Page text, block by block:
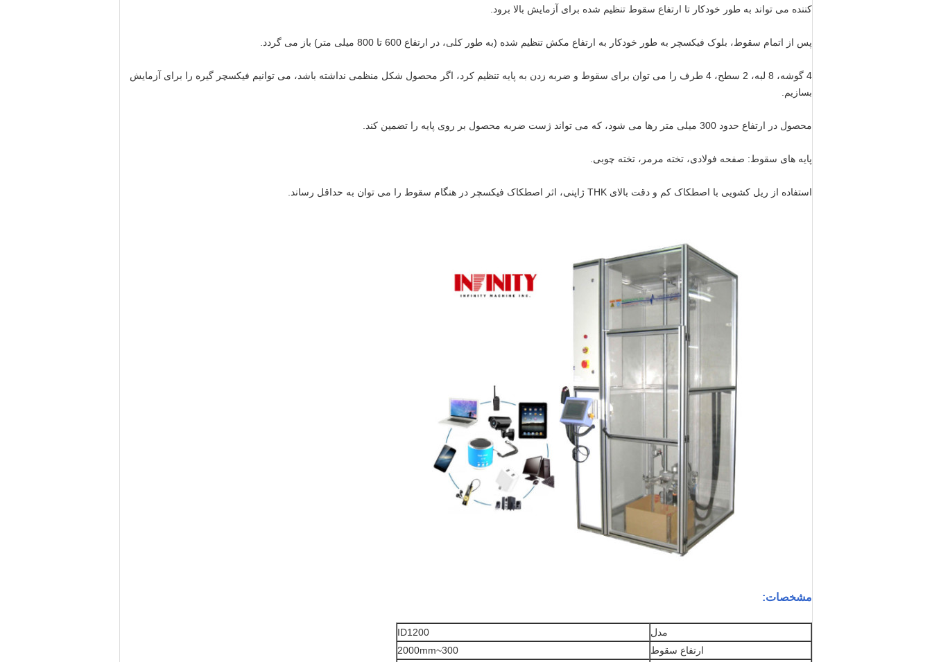
کننده می تواند به طور خودکار تا ارتفاع سقوط تنظیم شده برای آزمایش بالا برود.
پس از اتمام سقوط، بلوک فیکسچر به طور خودکار به ارتفاع مکش تنظیم شده (به طور کلی، در ارتفاع 600 تا 800 میلی متر) باز می گردد.
4 گوشه، 8 لبه، 2 سطح، 4 طرف را می توان برای سقوط و ضربه زدن به پایه تنظیم کرد، اگر محصول شکل منظمی نداشته باشد، می توانیم فیکسچر گیره را برای آزمایش
بسازیم.
محصول در ارتفاع حدود 300 میلی متر رها می شود، که می تواند ژست ضربه محصول بر روی پایه را تضمین کند.
پایه های سقوط: صفحه فولادی، تخته مرمر، تخته چوبی.
استفاده از ریل کشویی با اصطکاک کم و دقت بالای THK ژاپنی، اثر اصطکاک فیکسچر در هنگام سقوط را می توان به حداقل رساند.
مشخصات:
مدل
ارتفاع سقوط